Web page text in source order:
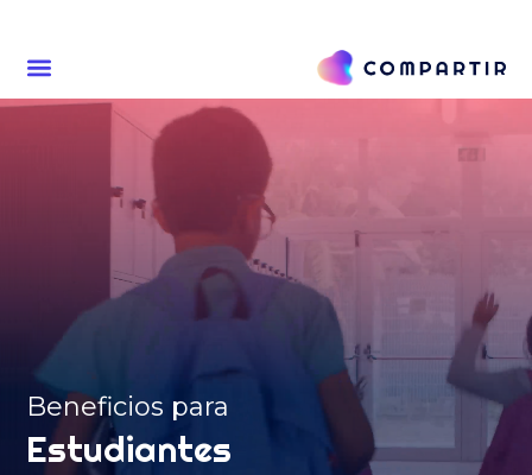
Beneficios para
Estudiantes